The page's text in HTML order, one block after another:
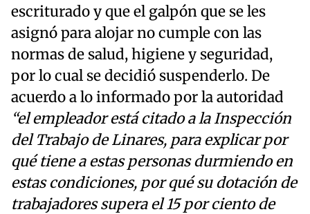
escriturado y que el galpón que se les
asignó para alojar no cumple con las
normas de salud, higiene y seguridad,
por lo cual se decidió suspenderlo. De
acuerdo a lo informado por la autoridad
“el empleador está citado a la Inspección
del Trabajo de Linares, para explicar por
qué tiene a estas personas durmiendo en
estas condiciones, por qué su dotación de
trabajadores supera el 15 por ciento de